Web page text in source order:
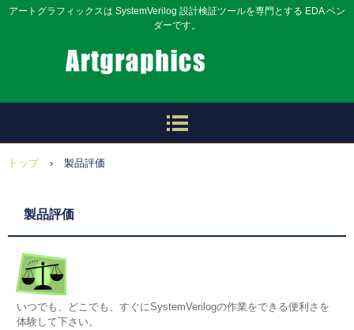
アートグラフィックスは SystemVerilog 設計検証ツールを専門とする EDA ベン
ダーです。
トップ › 製品評価
製品評価
いつでも、どこでも、すぐにSystemVerilogの作業をできる便利さを
体験して下さい。